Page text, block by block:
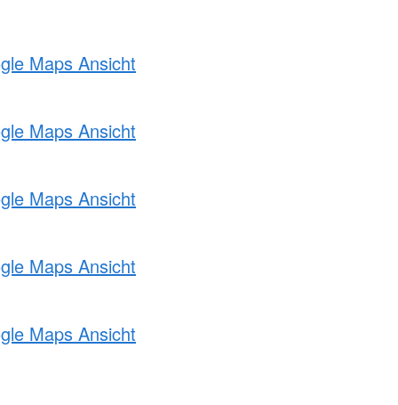
Maps Ansicht
Maps Ansicht
Maps Ansicht
Maps Ansicht
Maps Ansicht